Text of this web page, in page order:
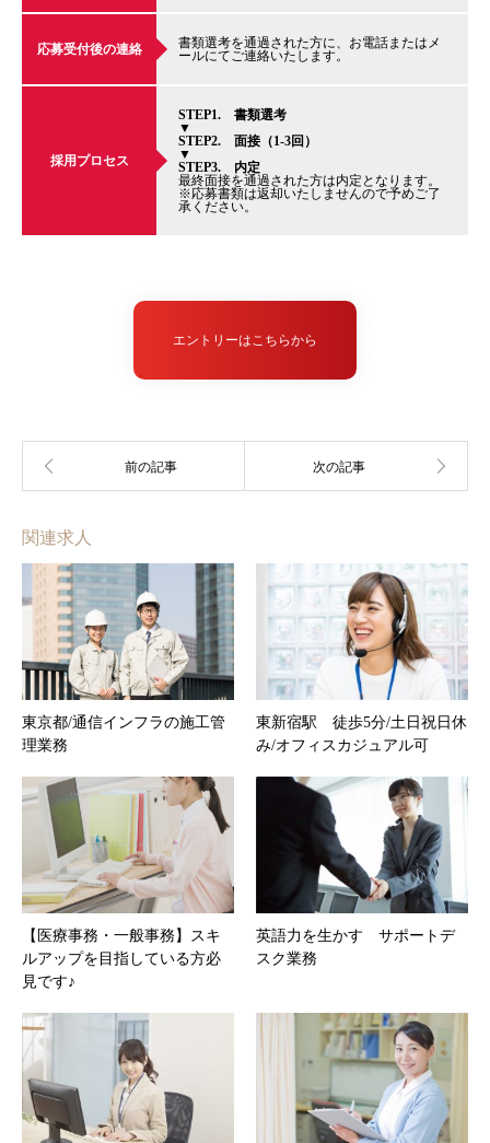
応募受付後の連絡
書類選考を通過された方に、お電話またはメ
ールにてご連絡いたします。
採用プロセス
STEP1. 書類選考
▼
STEP2. 面接（1-3回）
▼
STEP3. 内定
最終面接を通過された方は内定となります。
※応募書類は返却いたしませんので予めご了
承ください。
エントリーはこちらから
関連求人
東京都/通信インフラの施工管
理業務
東新宿駅 徒歩5分/土日祝日休
み/オフィスカジュアル可
【医療事務・一般事務】スキ
ルアップを目指している方必
見です♪
英語力を生かす サポートデ
スク業務